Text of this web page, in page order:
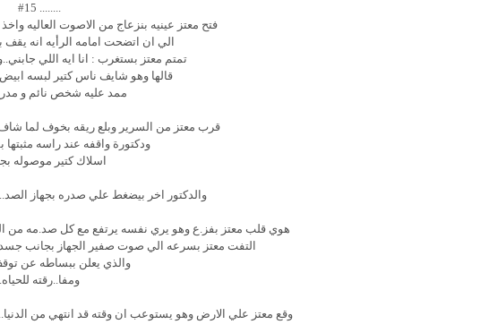
........ #15
فتح معتز عينيه بنزعاج من الاصوت العاليه
الي ان اتضحت امامه الرأيه انه
تمتم معتز بستغرب : انا ايه اللي
قالها وهو شايف ناس كتير لبسه
ممد عليه شخص نائم و
قرب معتز من السرير وبلع ريقه بخوف لما
ودكتورة واقفه عند راسه مثبتها
اسلاك كتير موصوله
والدكتور اخر بيضغط علي صدره بجهاز
هوي قلب معتز بفز.ع وهو يري نفسه يرتفع مع كل صد.مه من
التفت معتز بسرعه الي صوت صفير الجهاز بجانب
والذي يعلن ببساطه عن
ومفا..رقته للحياه.
وقع معتز علي الارض وهو يستوعب ان وقته قد انتهي من